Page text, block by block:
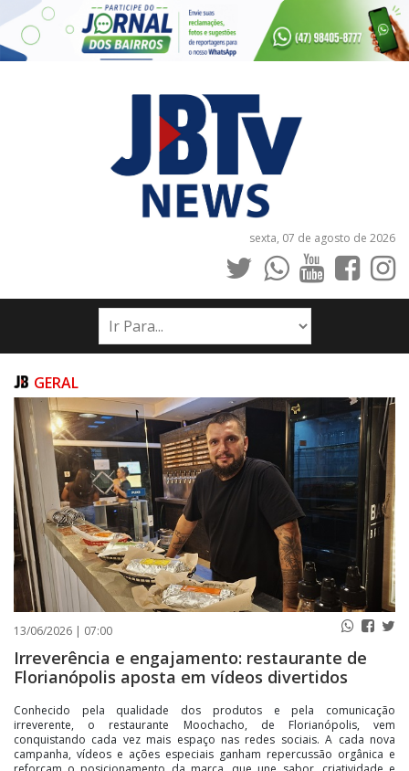
sexta, 07 de agosto de 2026
INÍCIO
NOTÍCIAS
PUBLICAÇÕES LEGAIS
CONTATO
GERAL
13/06/2026 | 07:00
Irreverência e engajamento: restaurante de
Florianópolis aposta em vídeos divertidos
Conhecido pela qualidade dos produtos e pela comunicação
irreverente, o restaurante Moochacho, de Florianópolis, vem
conquistando cada vez mais espaço nas redes sociais. A cada nova
campanha, vídeos e ações especiais ganham repercussão orgânica e